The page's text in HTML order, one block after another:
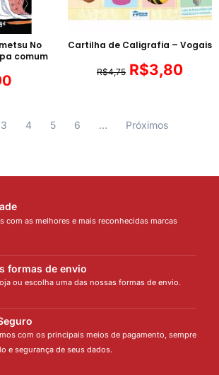
No
comum
Cartilha de Caligrafia – Vogais
R$4,75 R$3,80
3 4 5 6 … Próximos
com as melhores e mais reconhecidas marcas
formas de envio
ou escolha uma das nossas formas de envio.
com os principais meios de pagamento, sempre
e segurança de seus dados.